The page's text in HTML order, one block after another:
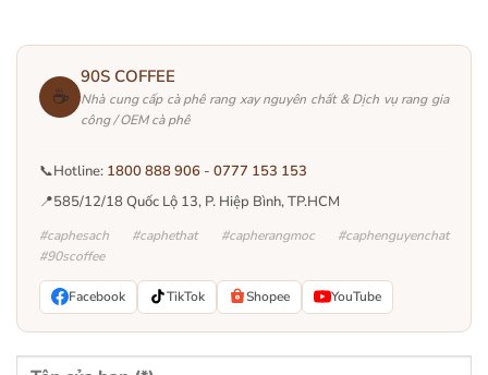
☕
90S COFFEE
Nhà cung cấp cà phê rang xay nguyên chất & Dịch vụ rang gia
công / OEM cà phê
📞Hotline: 1800 888 906 - 0777 153 153
📍585/12/18 Quốc Lộ 13, P. Hiệp Bình, TP.HCM
#caphesach #caphethat #capherangmoc #caphenguyenchat
#90scoffee
Facebook TikTok Shopee YouTube